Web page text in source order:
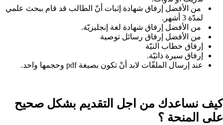
من الأفضل إرفاق شهادة إثبات أنّ الطالب قد قام ببحث علمي
لمدّة 3 أشهر.
من الأفضل إرفاق شهادة لغة إنجليزيّة.
من الأفضل إرفاق رسائل توصية
إرفاق خطاب النيّة
إرفاق سيرة ذاتيّة.
عند إرسال الملفّات لابد أنْ تكون بصيغة pdf وحجمها واحد.
كيف نساعدك من اجل التقديم بشكل صحيح
على المنحة ؟​